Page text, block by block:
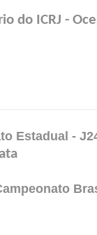
do ICRJ -
Estadual -